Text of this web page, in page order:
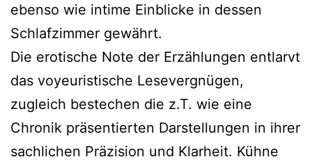
ebenso wie intime Einblicke in dessen
Schlafzimmer gewährt.
Die erotische Note der Erzählungen entlarvt
das voyeuristische Lesevergnügen,
zugleich bestechen die z.T. wie eine
Chronik präsentierten Darstellungen in ihrer
sachlichen Präzision und Klarheit. Kühne